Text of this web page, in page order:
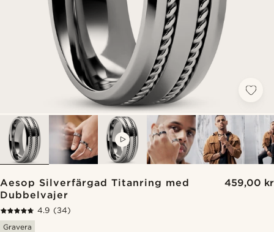
VIDEO
Aesop Silverfärgad Titanring med
Dubbelvajer
459,00 kr
4.9 (34)
Gravera